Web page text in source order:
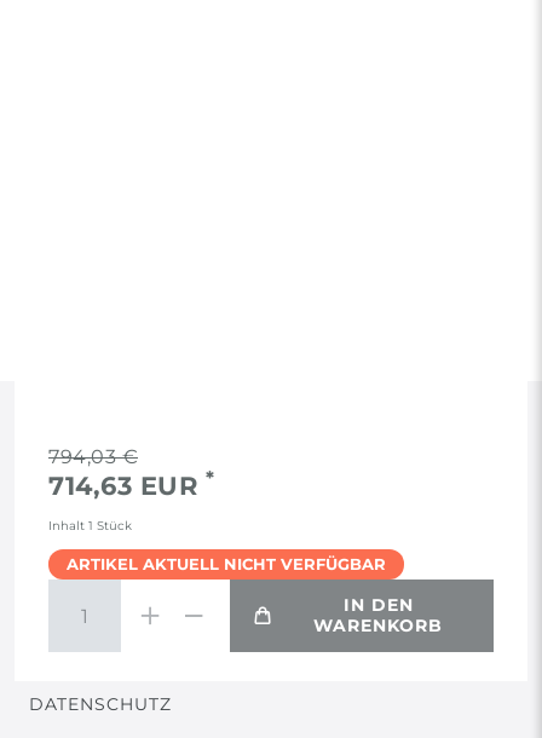
794,03 €
714,63 EUR *
Inhalt 1 Stück
ARTIKEL AKTUELL NICHT VERFÜGBAR
IN DEN
WARENKORB
RECHTLICHES
AGB
WIDERRUF
DATENSCHUTZ